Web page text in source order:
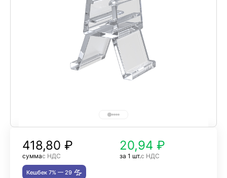
418,80 ₽
суммас НДС
20,94 ₽
за 1 шт.с НДС
Кешбек 7% — 29